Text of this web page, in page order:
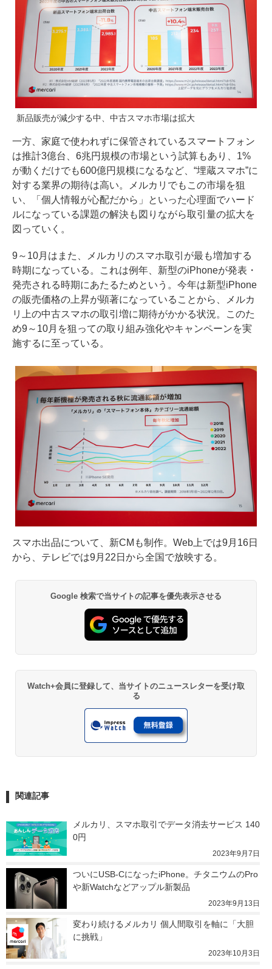
新品販売が減少する中、中古スマホ市場は拡大
一方、家庭で使われずに保管されているスマートフォン
は推計3億台、6兆円規模の市場という試算もあり、1%
が動くだけでも600億円規模になるなど、“埋蔵スマホ”に
対する業界の期待は高い。メルカリでもこの市場を狙
い、「個人情報が心配だから」といった心理面でハード
ルになっている課題の解決も図りながら取引量の拡大を
図っていく。
9～10月はまた、メルカリのスマホ取引が最も増加する
時期になっている。これは例年、新型のiPhoneが発表・
発売される時期にあたるためという。今年は新型iPhone
の販売価格の上昇が顕著になっていることから、メルカ
リ上の中古スマホの取引増に期待がかかる状況。このた
め9～10月を狙っての取り組み強化やキャンペーンを実
施するに至っている。
スマホ出品について、新CMも制作。Web上では9月16日
から、テレビでは9月22日から全国で放映する。
Google 検索で当サイトの記事を優先表示させる
Watch+会員に登録して、当サイトのニュースレターを受け取
る
関連記事
メルカリ、スマホ取引でデータ消去サービス 140
0円
2023年9月7日
ついにUSB-CになったiPhone。チタニウムのPro
や新Watchなどアップル新製品
2023年9月13日
変わり続けるメルカリ 個人間取引を軸に「大胆
に挑戦」
2023年10月3日